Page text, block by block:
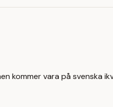
kommer vara på svenska